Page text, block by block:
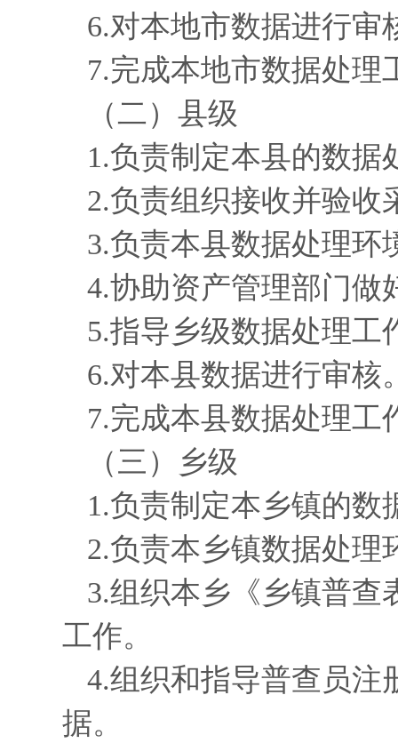
6.对本地市数据进行审
7.完成本地市数据处理
（二）县级
1.负责制定本县的数据
2.负责组织接收并验收
3.负责本县数据处理环
4.协助资产管理部门做
5.指导乡级数据处理工
6.对本县数据进行审核
7.完成本县数据处理工
（三）乡级
1.负责制定本乡镇的数
2.负责本乡镇数据处理
3.组织本乡《乡镇普查
工作。
4.组织和指导普查员注
据。